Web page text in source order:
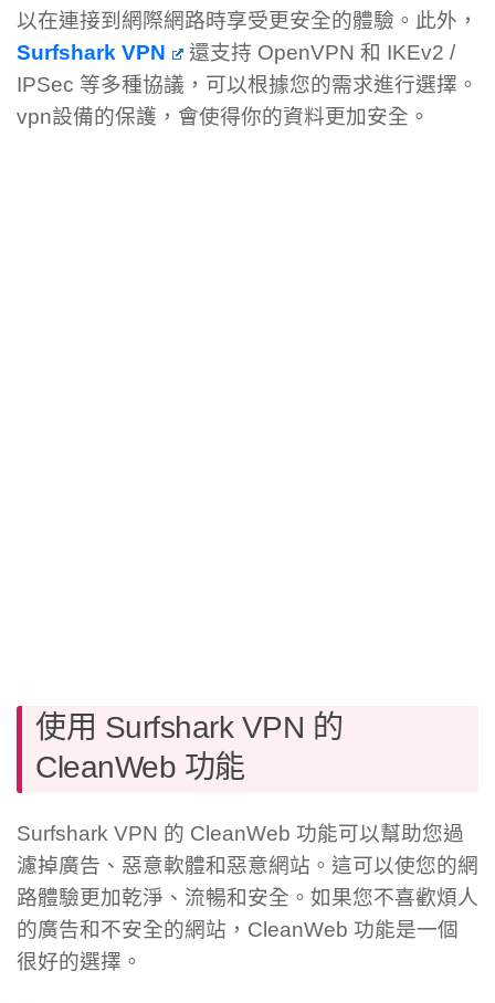
以在連接到網際網路時享受更安全的體驗。此外，
Surfshark VPN
還支持 OpenVPN 和 IKEv2 /
IPSec 等多種協議，可以根據您的需求進行選擇。
vpn設備的保護，會使得你的資料更加安全。
使用 Surfshark VPN 的
CleanWeb 功能
Surfshark VPN 的 CleanWeb 功能可以幫助您過
濾掉廣告、惡意軟體和惡意網站。這可以使您的網
路體驗更加乾淨、流暢和安全。如果您不喜歡煩人
的廣告和不安全的網站，CleanWeb 功能是一個
很好的選擇。